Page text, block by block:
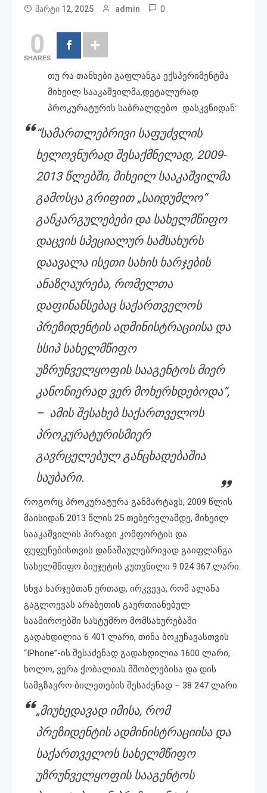
მარტი 12, 2025 admin 0
0
SHARES
თუ რა თანხები გაფლანგა ექსპერიმენტმა
მიხეილ სააკაშვილმა,დეტალურად
პროკურატურის საბრალდებო დასკვნიდან:
“სამართლებრივი საფუძვლის
ხელოვნურად შესაქმნელად, 2009-
2013 წლებში, მიხეილ სააკაშვილმა
გამოსცა გრიფით „საიდუმლო“
განკარგულებები და სახელმწიფო
დაცვის სპეციალურ სამსახურს
დაავალა ისეთი სახის ხარჯების
ანაზღაურება, რომელთა
დაფინანსებაც საქართველოს
პრეზიდენტის ადმინისტრაციისა და
სსიპ სახელმწიფო
უზრუნველყოფის სააგენტოს მიერ
კანონიერად ვერ მოხერხდებოდა”,
– ამის შესახებ საქართველოს
პროკურატურისმიერ
გავრცელებულ განცხადებაშია
საუბარი.
როგორც პროკურატურა განმარტავს, 2009 წლის
მაისიდან 2013 წლის 25 თებერვლამდე, მიხეილ
სააკაშვილის პირადი კომფორტის და
ფუფუნებისთვის დანაშაულებრივად გაიფლანგა
სახელმწიფო ბიუჯეტის კუთვნილი 9 024 367 ლარი.
სხვა ხარჯებთან ერთად, ირკვევა, რომ ალანა
გაგლოევას არაბეთის გაერთიანებულ
საამიროებში სასტუმრო მომსახურებაში
გადახდილია 6 401 ლარი, თინა ბოკუჩავასთვის
“IPhone”-ის შესაძენად გადახდილია 1600 ლარი,
ხოლო, ვერა ქობალიას მშობლებისა და დის
სამგზავრო ბილეთების შესაძენად – 38 247 ლარი.
„მიუხედავად იმისა, რომ
პრეზიდენტის ადმინისტრაციისა და
საქართველოს სახელმწიფო
უზრუნველყოფის სააგენტოს